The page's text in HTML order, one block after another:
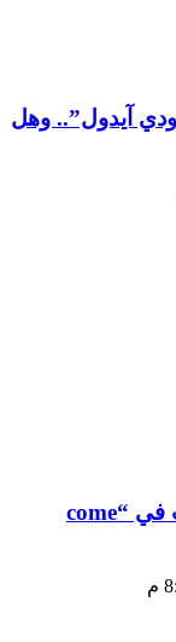
آيدول”.. وهل
الشاب خالد يوحّد جميع الجنسيات في “come